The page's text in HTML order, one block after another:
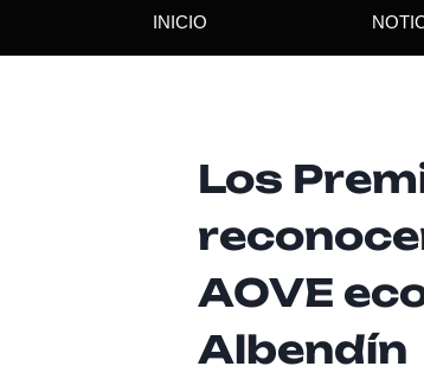
INICIO
Los
AOVE
Albendín